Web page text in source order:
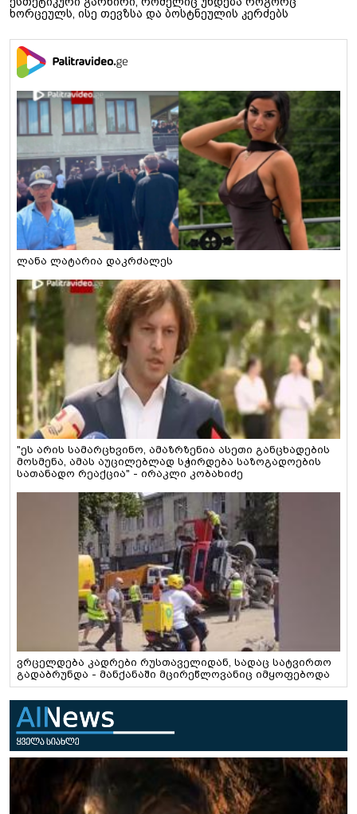
ხორცეულს, ისე თევზსა და ბოსტნეულის კერძებს
ლანა ლატარია დაკრძალეს
"ეს არის სამარცხვინო, ამაზრზენია ასეთი განცხადების
მოსმენა, ამას აუცილებლად სჭირდება საზოგადოების
სათანადო რეაქცია" - ირაკლი კობახიძე
ვრცელდება კადრები რუსთაველიდან, სადაც სატვირთო
გადაბრუნდა - მანქანაში მცირეწლოვანიც იმყოფებოდა